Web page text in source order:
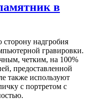
в
надгробия
гравировки.
четким, на 100%
предоставленной
также используют
с портретом с